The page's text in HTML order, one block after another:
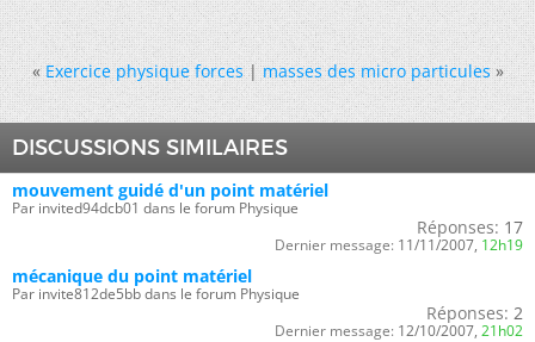
« Exercice physique forces|masses des micro particules »
DISCUSSIONS SIMILAIRES
mouvement guidé d'un point matériel
Par invited94dcb01 dans le forum Physique
Réponses: 17
Dernier message: 11/11/2007, 12h19
mécanique du point matériel
Par invite812de5bb dans le forum Physique
Réponses: 2
Dernier message: 12/10/2007, 21h02